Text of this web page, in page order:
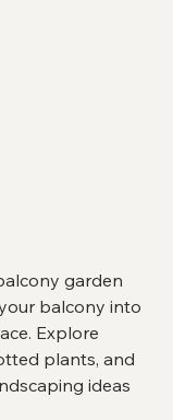
garden
balcony into
Explore
plants, and
ideas